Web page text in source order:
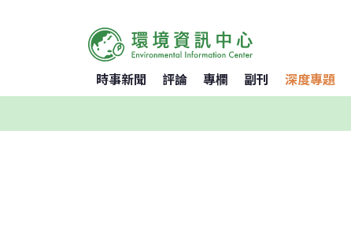
時事新聞 評論 專欄 副刊 深度專題